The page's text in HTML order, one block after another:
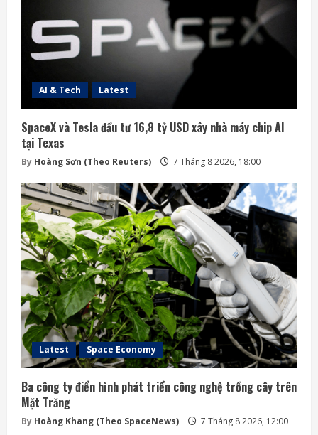
AI & Tech Latest
SpaceX và Tesla đầu tư 16,8 tỷ USD xây nhà máy chip AI
tại Texas
By Hoàng Sơn (Theo Reuters) 7 Tháng 8 2026, 18:00
Latest Space Economy
Ba công ty điển hình phát triển công nghệ trồng cây trên
Mặt Trăng
By Hoàng Khang (Theo SpaceNews) 7 Tháng 8 2026, 12:00